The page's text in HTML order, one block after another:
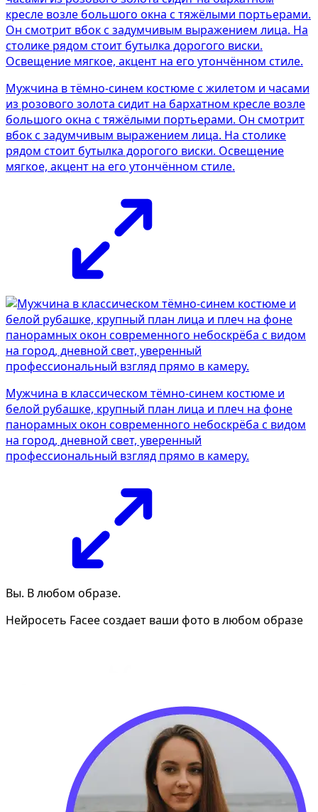
Мужчина в тёмно-синем костюме с жилетом и часами
из розового золота сидит на бархатном кресле возле
большого окна с тяжёлыми портьерами. Он смотрит
вбок с задумчивым выражением лица. На столике
рядом стоит бутылка дорогого виски. Освещение
мягкое, акцент на его утончённом стиле.
Мужчина в классическом тёмно-синем костюме и
белой рубашке, крупный план лица и плеч на фоне
панорамных окон современного небоскрёба с видом
на город, дневной свет, уверенный
профессиональный взгляд прямо в камеру.
Вы. В любом образе.
Нейросеть Facee создает ваши фото в любом образе